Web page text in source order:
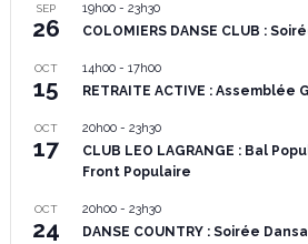
SEP
26
19h00- 23h30
COLOMIERS DANSE CLUB :
OCT
15
14h00- 17h00
RETRAITE ACTIVE : Assemblée
OCT
17
20h00- 23h30
CLUB LEO LAGRANGE : Bal
Front Populaire
OCT
24
20h00- 23h30
DANSE COUNTRY : Soirée